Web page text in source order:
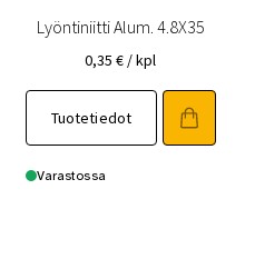
Lyöntiniitti Alum. 4.8X35
0,35€ / kpl
Tuotetiedot
Varastossa